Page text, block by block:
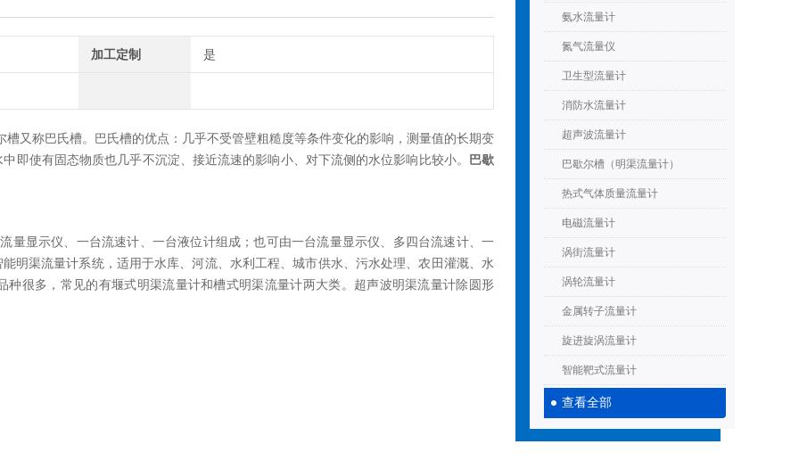
氨水流量计
氮气流量仪
卫生型流量计
消防水流量计
超声波流量计
巴歇尔槽（明渠流量计）
热式气体质量流量计
电磁流量计
涡街流量计
涡轮流量计
金属转子流量计
旋进旋涡流量计
智能靶式流量计
查看全部
加工定制 是
称巴氏槽。巴氏槽的优点：几乎不受管壁粗糙度等条件变化的影响，测量值的长期变
即使有固态物质也几乎不沉淀、接近流速的影响小、对下流侧的水位影响比较小。
巴歇
显示仪、一台流速计、一台液位计组成；也可由一台流量显示仪、多四台流速计、一
明渠流量计系统，适用于水库、河流、水利工程、城市供水、污水处理、农田灌溉、水
很多，常见的有堰式明渠流量计和槽式明渠流量计两大类。超声波明渠流量计除圆形